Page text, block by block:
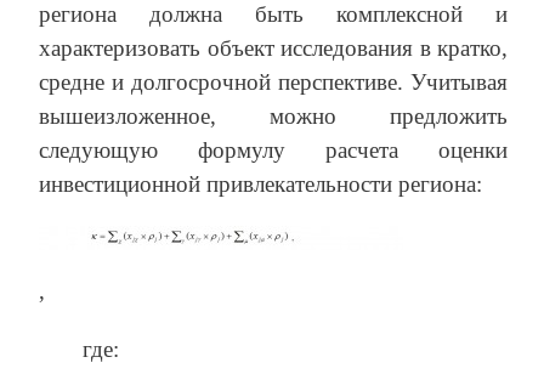
региона должна быть комплексной и
характеризовать объект исследования в кратко,
средне и долгосрочной перспективе. Учитывая
вышеизложенное, можно предложить
следующую формулу расчета оценки
инвестиционной привлекательности региона:
,
где: